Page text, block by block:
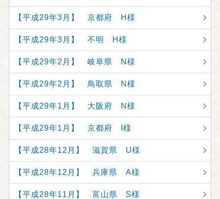
【平成29年3月】 京都府 H様
【平成29年3月】 不明 H様
【平成29年2月】 岐阜県 N様
【平成29年2月】 鳥取県 N様
【平成29年1月】 大阪府 N様
【平成29年1月】 京都府 I様
【平成28年12月】 滋賀県 U様
【平成28年12月】 兵庫県 A様
【平成28年11月】 富山県 S様